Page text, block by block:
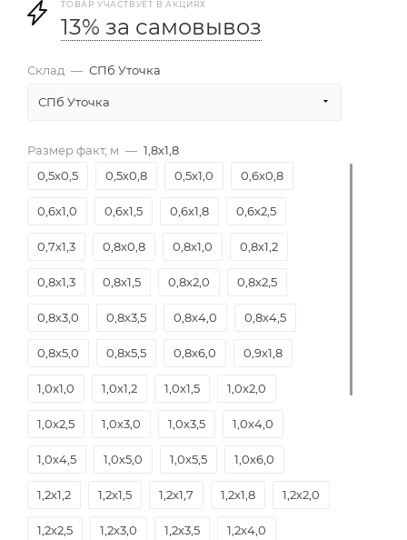
ТОВАР УЧАСТВУЕТ В АКЦИЯХ
13% за самовывоз
Склад — СПб Уточка
СПб Уточка
Размер факт, м — 1,8х1,8
0,5х0,5
0,5х0,8 0,5х1,0 0,6х0,8
0,6х1,0 0,6х1,5 0,6х1,8 0,6х2,5
0,7х1,3 0,8х0,8 0,8х1,0 0,8х1,2
0,8х1,3 0,8х1,5 0,8х2,0 0,8х2,5
0,8х3,0 0,8х3,5 0,8х4,0 0,8х4,5
0,8х5,0 0,8х5,5 0,8х6,0 0,9х1,8
1,0х1,0 1,0х1,2 1,0х1,5 1,0х2,0
1,0х2,5 1,0х3,0 1,0х3,5 1,0х4,0
1,0х4,5 1,0х5,0 1,0х5,5 1,0х6,0
1,2х1,2 1,2х1,5 1,2х1,7 1,2х1,8 1,2х2,0
1,2х2,5 1,2х3,0 1,2х3,5 1,2х4,0